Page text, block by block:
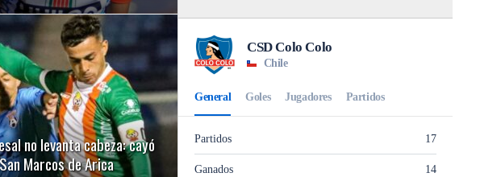
no levanta cabeza: cayó
Marcos de Arica
LEER MÁS